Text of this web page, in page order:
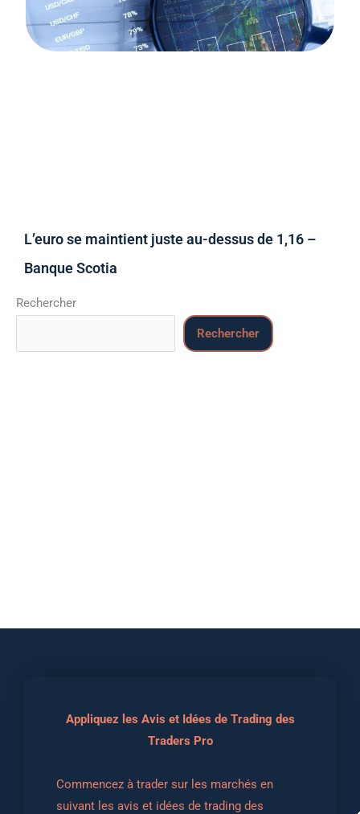
L’euro se maintient juste au-dessus de 1,16 –
Banque Scotia
Rechercher
Rechercher
Appliquez les Avis et Idées de Trading des
Traders Pro
Commencez à trader sur les marchés en
suivant les avis et idées de trading des